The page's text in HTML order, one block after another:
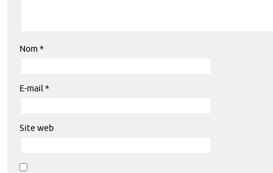
Nom *
E-mail *
Site web